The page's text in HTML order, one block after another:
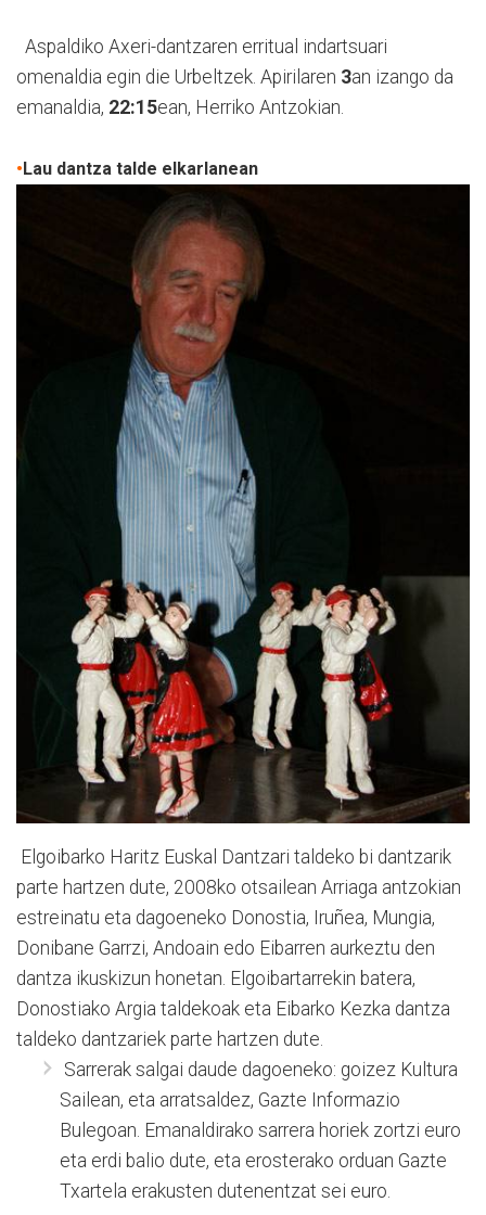
Aspaldiko Axeri-dantzaren erritual indartsuari
omenaldia egin die Urbeltzek. Apirilaren 3an izango da
emanaldia, 22:15ean, Herriko Antzokian.
•Lau dantza talde elkarlanean
Elgoibarko Haritz Euskal Dantzari taldeko bi dantzarik
parte hartzen dute, 2008ko otsailean Arriaga antzokian
estreinatu eta dagoeneko Donostia, Iruñea, Mungia,
Donibane Garrzi, Andoain edo Eibarren aurkeztu den
dantza ikuskizun honetan. Elgoibartarrekin batera,
Donostiako Argia taldekoak eta Eibarko Kezka dantza
taldeko dantzariek parte hartzen dute.
Sarrerak salgai daude dagoeneko: goizez Kultura
Sailean, eta arratsaldez, Gazte Informazio
Bulegoan. Emanaldirako sarrera horiek zortzi euro
eta erdi balio dute, eta erosterako orduan Gazte
Txartela erakusten dutenentzat sei euro.